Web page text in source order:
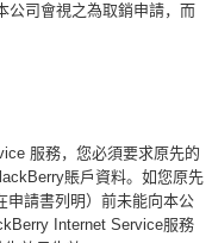
公司會視之為取銷申請，而
服務，您必須要求原先的
賬戶資料。如您原先
申請書列明）前未能向本公
Internet Service服務